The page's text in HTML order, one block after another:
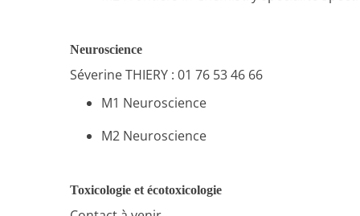
Neuroscience
Séverine THIERY : 01 76 53 46 66
M1 Neuroscience
M2 Neuroscience
Toxicologie et écotoxicologie